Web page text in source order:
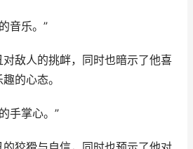
音乐。”
敌人的挑衅，同时也暗示了他喜
的心态。
手掌心。”